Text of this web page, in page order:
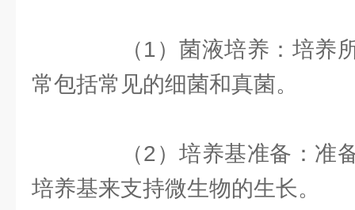
（1）菌液培养：培养所
常包括常见的细菌和真菌。
（2）培养基准备：准备
培养基来支持微生物的生长。